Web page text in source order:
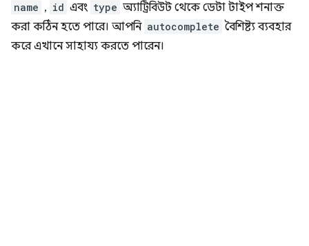
name , id এবং type অ্যাট্রিবিউট থেকে ডেটা টাইপ শনাক্ত
করা কঠিন হতে পারে। আপনি autocomplete বৈশিষ্ট্য ব্যবহার
করে এখানে সাহায্য করতে পারেন।